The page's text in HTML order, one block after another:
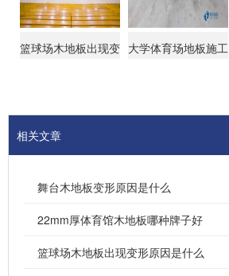
篮球场木地板出现变 大学体育场地板施工
相关文章
舞台木地板变形原因是什么
22mm厚体育馆木地板哪种牌子好
篮球场木地板出现变形原因是什么